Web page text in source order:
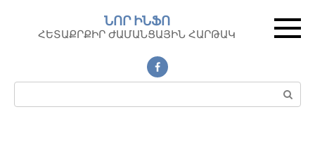
контенту
ՆՈՐ ԻՆՖՈ
ՀԵՏԱՔՐՔԻՐ ԺԱՄԱՆՑԱՅԻՆ ՀԱՐԹԱԿ
Поиск: